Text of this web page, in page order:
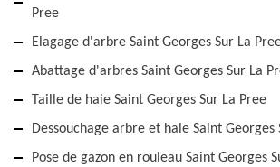
Pree
Elagage d'arbre Saint Georges Sur La
Abattage d'arbres Saint Georges Sur La
Taille de haie Saint Georges Sur La Pree
Dessouchage arbre et haie Saint Georges
Pose de gazon en rouleau Saint Georges